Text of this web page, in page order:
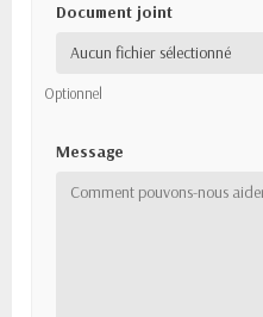
Document joint
Aucun fichier sélectionné
Optionnel
Message